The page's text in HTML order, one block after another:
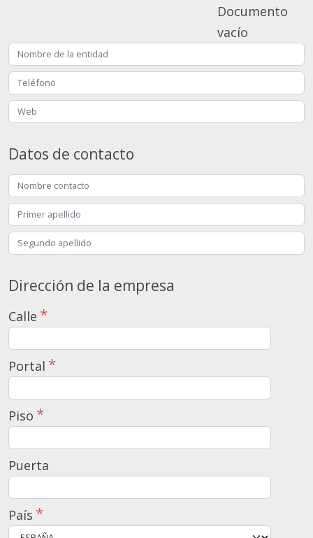
Documento
vacío
Datos de contacto
Dirección de la empresa
Calle
Portal
Piso
Puerta
País